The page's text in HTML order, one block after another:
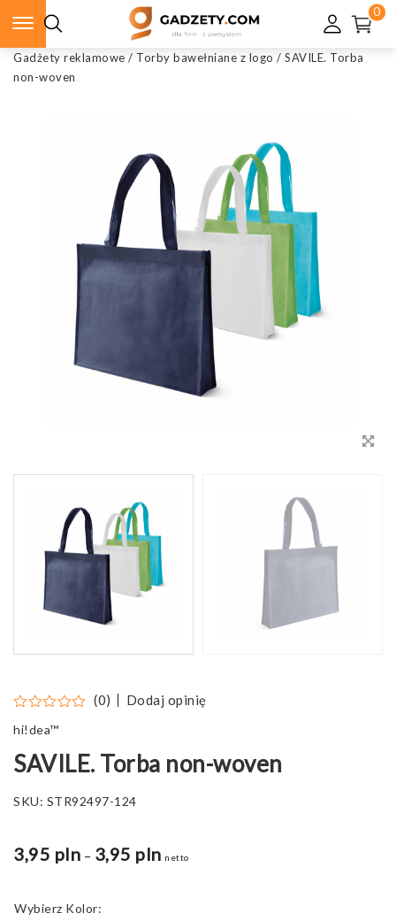
0
Gadżety reklamowe / Torby bawełniane z logo / SAVILE. Torba
non-woven
(0) Dodaj opinię
hi!dea™
SAVILE. Torba non-woven
SKU: STR92497-124
3,95 pln – 3,95 plnZakres
netto
Kolor